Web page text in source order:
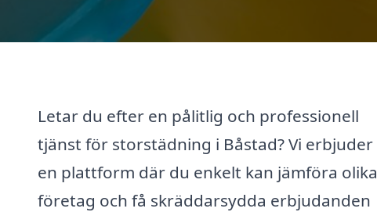
Letar du efter en pålitlig och professionell
tjänst för storstädning i Båstad? Vi erbjuder
en plattform där du enkelt kan jämföra olika
företag och få skräddarsydda erbjudanden